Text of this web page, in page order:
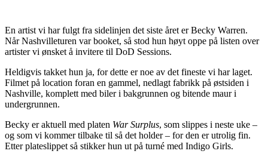
En artist vi har fulgt fra sidelinjen det siste året er Becky Warren.
Når Nashvilleturen var booket, så stod hun høyt oppe på listen over
artister vi ønsket å invitere til DoD Sessions.
Heldigvis takket hun ja, for dette er noe av det fineste vi har laget.
Filmet på location foran en gammel, nedlagt fabrikk på østsiden i
Nashville, komplett med biler i bakgrunnen og bitende maur i
undergrunnen.
Becky er aktuell med platen War Surplus, som slippes i neste uke –
og som vi kommer tilbake til så det holder – for den er utrolig fin.
Etter plateslippet så stikker hun ut på turné med Indigo Girls.